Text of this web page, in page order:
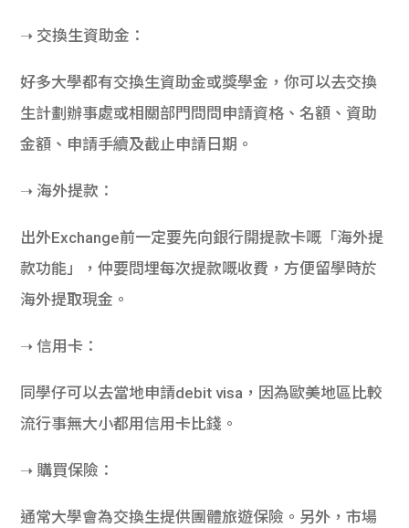
➝ 交換生資助金：
好多大學都有交換生資助金或獎學金，你可以去交換
生計劃辦事處或相關部門問問申請資格、名額、資助
金額、申請手續及截止申請日期。
➝ 海外提款：
出外Exchange前一定要先向銀行開提款卡嘅「海外提
款功能」，仲要問埋每次提款嘅收費，方便留學時於
海外提取現金。
➝ 信用卡：
同學仔可以去當地申請debit visa，因為歐美地區比較
流行事無大小都用信用卡比錢。
➝ 購買保險：
通常大學會為交換生提供團體旅遊保險。另外，市場